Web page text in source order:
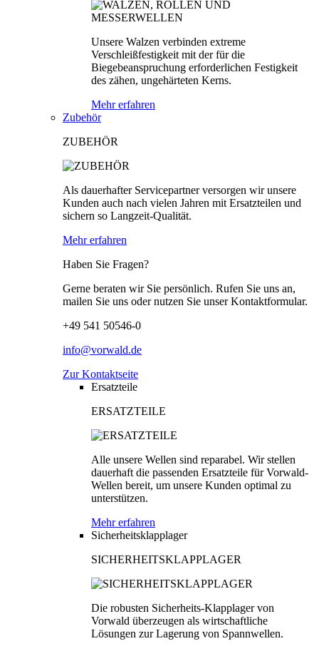
Unsere Walzen verbinden extreme
Verschleißfestigkeit mit der für die
Biegebeanspruchung erforderlichen Festigkeit
des zähen, ungehärteten Kerns.
Mehr erfahren
Zubehör
ZUBEHÖR
Als dauerhafter Servicepartner versorgen wir unsere
Kunden auch nach vielen Jahren mit Ersatzteilen und
sichern so Langzeit-Qualität.
Mehr erfahren
Haben Sie Fragen?
Gerne beraten wir Sie persönlich. Rufen Sie uns an,
mailen Sie uns oder nutzen Sie unser Kontaktformular.
+49 541 50546-0
info@vorwald.de
Zur Kontaktseite
Ersatzteile
ERSATZTEILE
Alle unsere Wellen sind reparabel. Wir stellen
dauerhaft die passenden Ersatzteile für Vorwald-
Wellen bereit, um unsere Kunden optimal zu
unterstützen.
Mehr erfahren
Sicherheitsklapplager
SICHERHEITSKLAPPLAGER
Die robusten Sicherheits-Klapplager von
Vorwald überzeugen als wirtschaftliche
Lösungen zur Lagerung von Spannwellen.